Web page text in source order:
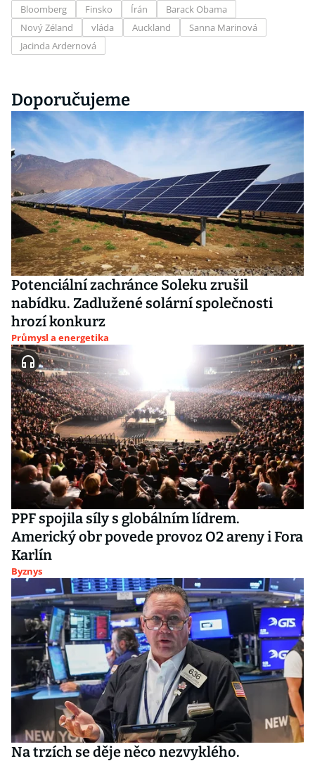
Bloomberg Finsko Írán
Barack Obama
Nový Zéland
vláda Auckland
Sanna Marinová
Jacinda Ardernová
Doporučujeme
Potenciální zachránce Soleku zrušil
nabídku. Zadlužené solární společnosti
hrozí konkurz
Průmysl a energetika
PPF spojila síly s globálním lídrem.
Americký obr povede provoz O2 areny i Fora
Karlín
Byznys
Na trzích se děje něco nezvyklého.